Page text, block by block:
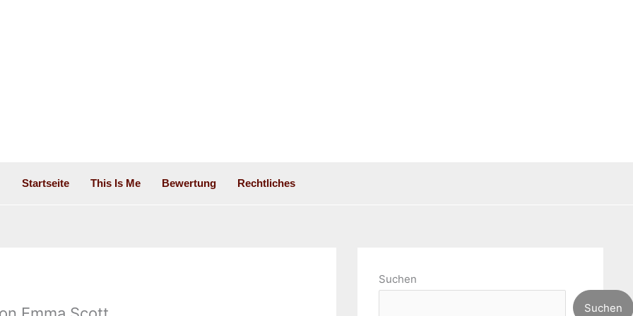
Startseite This Is Me Bewertung Rechtliches
Suchen
Suchen